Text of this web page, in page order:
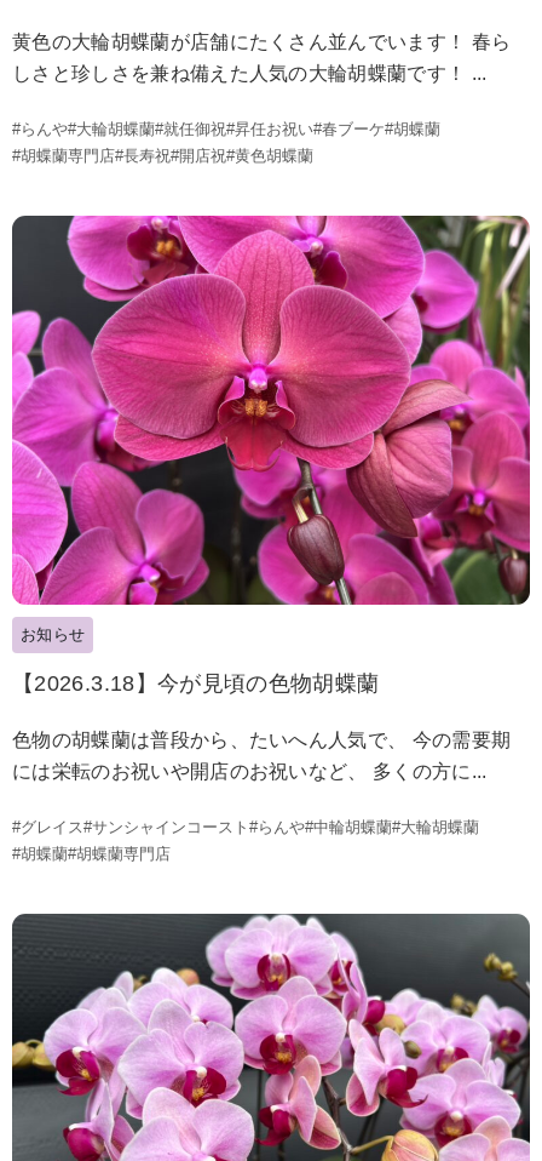
黄色の大輪胡蝶蘭が店舗にたくさん並んでいます！ 春ら
しさと珍しさを兼ね備えた人気の大輪胡蝶蘭です！ ...
#らんや#大輪胡蝶蘭#就任御祝#昇任お祝い#春ブーケ#胡蝶蘭
#胡蝶蘭専門店#長寿祝#開店祝#黄色胡蝶蘭
お知らせ
【2026.3.18】今が見頃の色物胡蝶蘭
色物の胡蝶蘭は普段から、たいへん人気で、 今の需要期
には栄転のお祝いや開店のお祝いなど、 多くの方に...
#グレイス#サンシャインコースト #らんや#中輪胡蝶蘭#大輪胡蝶蘭
#胡蝶蘭#胡蝶蘭専門店